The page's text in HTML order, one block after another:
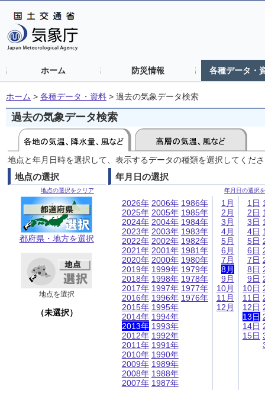
ホーム 防災情報 各種データ・
ホーム > 各種データ・資料 > 過去の気象データ検索
過去の気象データ検索
地点と年月日時を選択して、表示するデータの種類を選択してくだ
地点の選択
地点の選択をクリア
都府県・地方を選択
地点を選択
（未選択）
年月日の選択
年月日の選択
2026年
2025年
2024年
2023年
2022年
2021年
2020年
2019年
2018年
2017年
2016年
2015年
2014年
2013年
2012年
2011年
2010年
2009年
2008年
2007年
2006年
2005年
2004年
2003年
2002年
2001年
2000年
1999年
1998年
1997年
1996年
1995年
1994年
1993年
1992年
1991年
1990年
1989年
1988年
1987年
1986年
1985年
1984年
1983年
1982年
1981年
1980年
1979年
1978年
1977年
1976年
1月
2月
3月
4月
5月
6月
7月
8月
9月
10月
11月
12月
1日
2日
3日
4日
5日
6日
7日
8日
9日
10日
11日
12日
13日
14日
15日